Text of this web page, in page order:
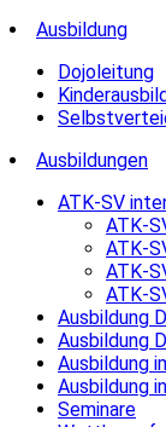
Ausbildung
Dojoleitung
Ausbildungen
ATK-SV
ATK-
ATK-
ATK-
ATK-
Ausbildung
Ausbildung
Ausbildung
Ausbildung
Seminare